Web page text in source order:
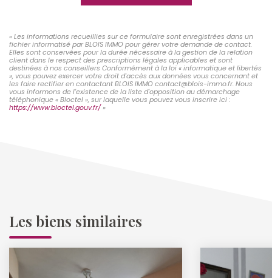
« Les informations recueillies sur ce formulaire sont enregistrées dans un
fichier informatisé par BLOIS IMMO pour gérer votre demande de contact.
Elles sont conservées pour la durée nécessaire à la gestion de la relation
client dans le respect des prescriptions légales applicables et sont
destinées à nos conseillers Conformément à la loi « informatique et libertés
», vous pouvez exercer votre droit d'accès aux données vous concernant et
les faire rectifier en contactant BLOIS IMMO contact@blois-immo.fr. Nous
vous informons de l'existence de la liste d'opposition au démarchage
téléphonique « Bloctel », sur laquelle vous pouvez vous inscrire ici :
https://www.bloctel.gouv.fr/»
Les biens similaires